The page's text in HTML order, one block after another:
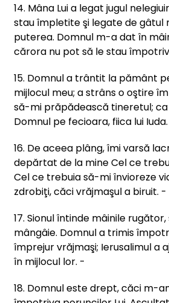
14. Mâna Lui a legat jugul
stau împletite şi legate de gâtul
puterea. Domnul m-a dat în
cărora nu pot să le stau
15. Domnul a trântit la pământ
mijlocul meu; a strâns o oştire
să-mi prăpădească tineretul;
Domnul pe fecioara, fiica lui Iuda.
16. De aceea plâng, îmi varsă
depărtat de la mine Cel ce
Cel ce trebuia să-mi învioreze
zdrobiţi, căci vrăjmaşul a biruit. -
17. Sionul întinde mâinile
mângâie. Domnul a trimis
împrejur vrăjmaşi; Ierusalimul a
în mijlocul lor. -
18. Domnul este drept, căci m-